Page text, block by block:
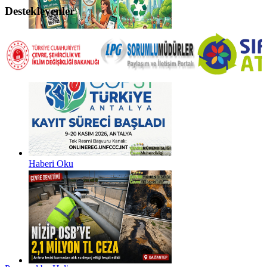
Haberi Oku
Haberi Oku
Destekleyenler